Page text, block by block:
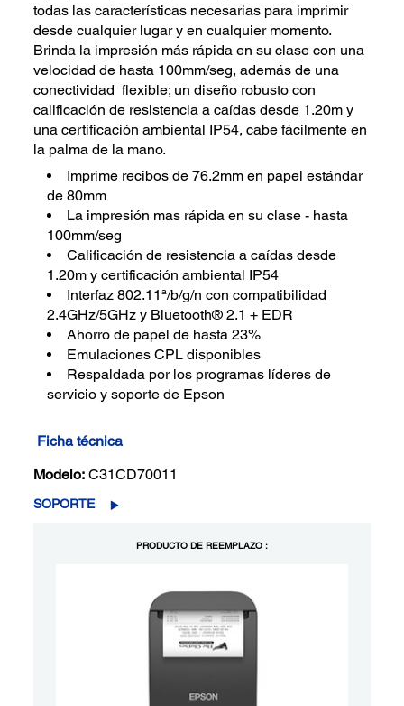
todas las características necesarias para imprimir
desde cualquier lugar y en cualquier momento.
Brinda la impresión más rápida en su clase con una
velocidad de hasta 100mm/seg, además de una
conectividad flexible; un diseño robusto con
calificación de resistencia a caídas desde 1.20m y
una certificación ambiental IP54, cabe fácilmente en
la palma de la mano.
Imprime recibos de 76.2mm en papel estándar
de 80mm
La impresión mas rápida en su clase - hasta
100mm/seg
Calificación de resistencia a caídas desde
1.20m y certificación ambiental IP54
Interfaz 802.11ª/b/g/n con compatibilidad
2.4GHz/5GHz y Bluetooth® 2.1 + EDR
Ahorro de papel de hasta 23%
Emulaciones CPL disponibles
Respaldada por los programas líderes de
servicio y soporte de Epson
Ficha técnica
Modelo: C31CD70011
SOPORTE
PRODUCTO DE REEMPLAZO :